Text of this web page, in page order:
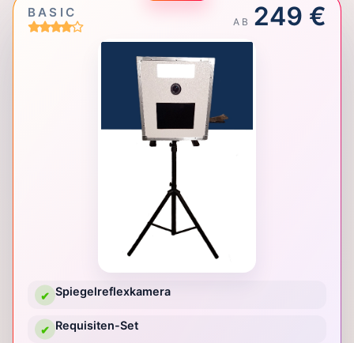
BASIC
AB 249 €
✔ Spiegelreflexkamera
✔ Requisiten-Set